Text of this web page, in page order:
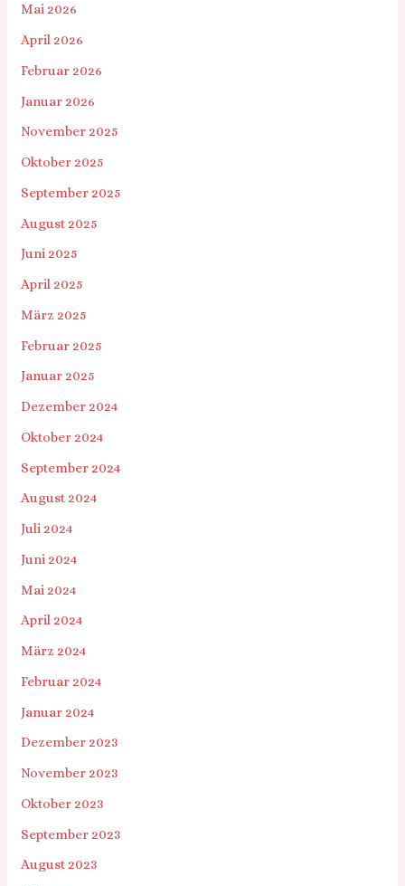
Mai 2026
April 2026
Februar 2026
Januar 2026
November 2025
Oktober 2025
September 2025
August 2025
Juni 2025
April 2025
März 2025
Februar 2025
Januar 2025
Dezember 2024
Oktober 2024
September 2024
August 2024
Juli 2024
Juni 2024
Mai 2024
April 2024
März 2024
Februar 2024
Januar 2024
Dezember 2023
November 2023
Oktober 2023
September 2023
August 2023